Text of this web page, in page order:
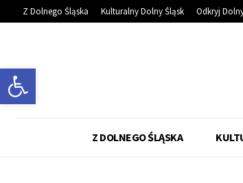
Otwórz pasek narzędzi
Z Dolnego Śląska Kulturalny Dolny Śląsk Odkryj
Z DOLNEGO ŚLĄSKA